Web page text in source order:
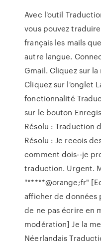
Avec l'outil
vous pouvez
français les mails
autre langue.
Gmail. Cliquez sur
Cliquez sur l'onglet
fonctionnalité
sur le bouton
Résolu : Traduction
Résolu : Je recois
comment dois--je
traduction. Urgent.
"*****@orange;fr"
afficher de données
de ne pas écrire en
modération] Je la
Néerlandais